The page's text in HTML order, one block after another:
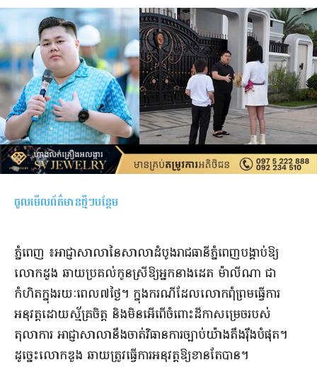
ចូលមើលព័ត៌មានថ្មីៗបន្ថែម
ភ្នំពេញ ៖​អាជ្ញាសាលានៃសាលាដំបូងរាជធានីភ្នំពេញបង្គាប់ឱ្យ
លោកដួង ឆាយប្រគល់កូនស្រីឱ្យអ្នកនាងដេត ម៉ាលីណា ជា
កំហិតក្នុងរយៈពេល៧ថ្ងៃ។ ក្នុងករណីដែលលោកពុំព្រមធ្វើការ
អនុវត្តដោយស្ម័គ្រចិត្ត និងមិនអើពើចំពោះដីកាសម្រេចរបស់
តុលាការ អាជ្ញាសាលានឹងចាត់វិធានការច្បាប់យ៉ាងតឹងរ៉ឹងបំផុត។
ដូច្នេះលោកឌួង ឆាយត្រូវធ្វើការអនុវត្តឱ្យខានតែបាន។